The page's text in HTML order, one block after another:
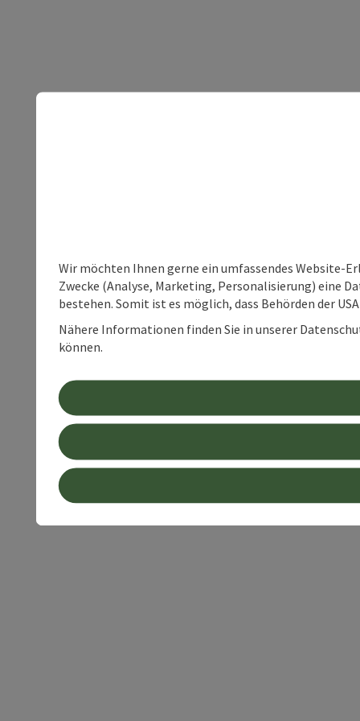
Wir möchten Ihnen gerne ein umfassendes Website-
Zwecke (Analyse, Marketing, Personalisierung) eine
bestehen. Somit ist es möglich, dass Behörden der
Nähere Informationen finden Sie in unserer
können.